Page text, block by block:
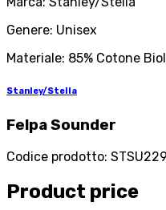
Genere: Unisex
Materiale: 85% Cotone
Stanley/Stella
Felpa Sounder
Codice prodotto: STSU229
Product price